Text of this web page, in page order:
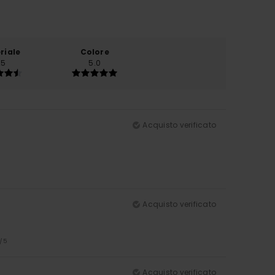
Colore
5.0
Acquisto verificato
Acquisto verificato
/5
Acquisto verificato